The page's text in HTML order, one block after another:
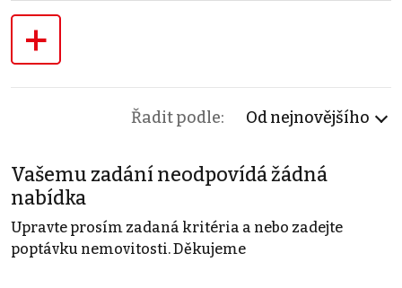
+
Řadit podle: Od nejnovějšího
Vašemu zadání neodpovídá žádná
nabídka
Upravte prosím zadaná kritéria a nebo zadejte
poptávku nemovitosti. Děkujeme